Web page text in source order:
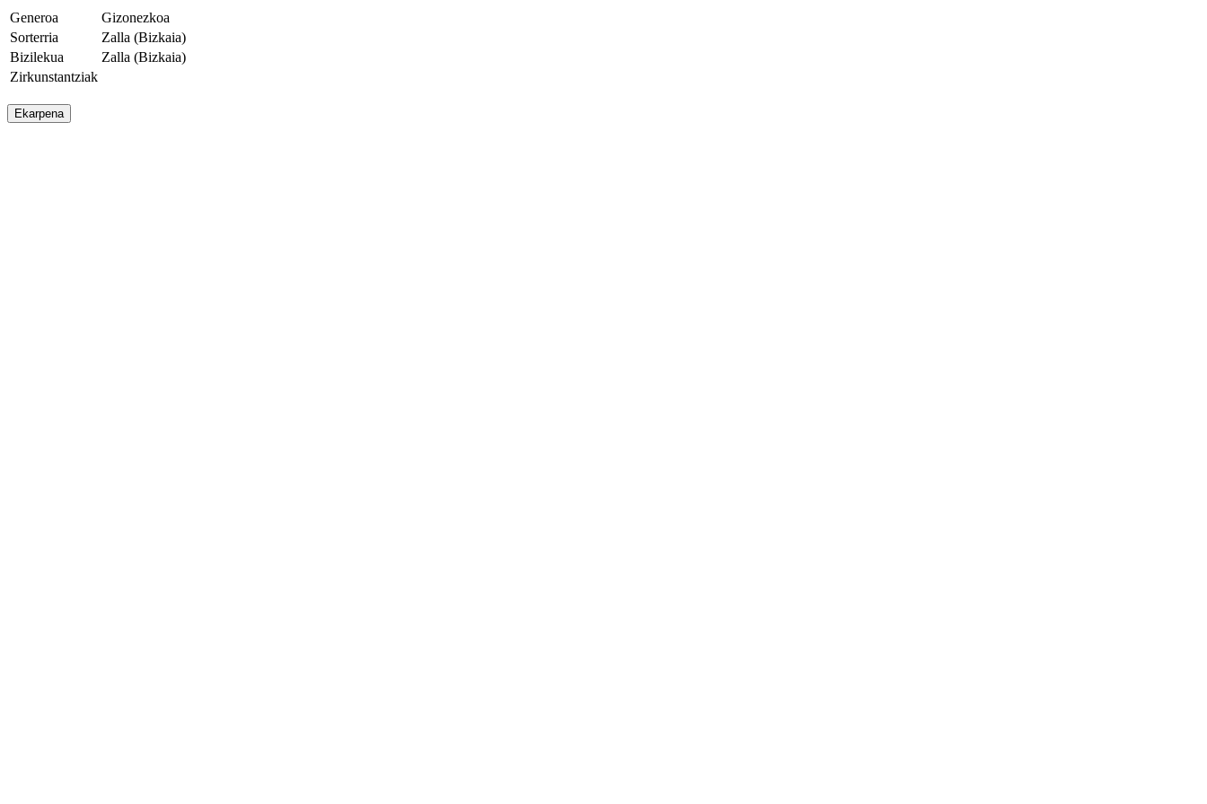
Generoa
Gizonezkoa
Sorterria
Zalla (Bizkaia)
Bizilekua
Zalla (Bizkaia)
Zirkunstantziak